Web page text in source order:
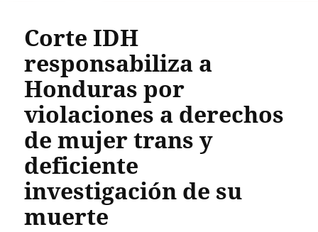
Corte IDH
responsabiliza a
Honduras por
violaciones a derechos
de mujer trans y
deficiente
investigación de su
muerte